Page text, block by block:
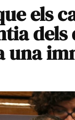
els
dels
una